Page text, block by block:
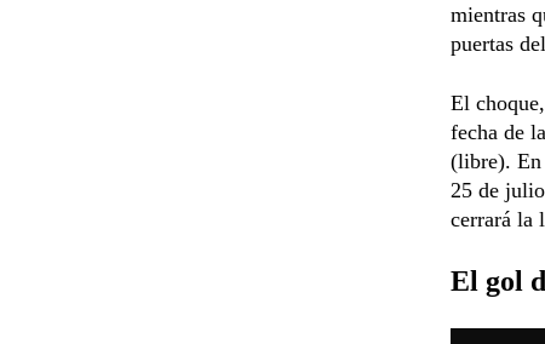
mientras
puertas
El
fecha de
(libre). En
25 de
cerrará la
El gol